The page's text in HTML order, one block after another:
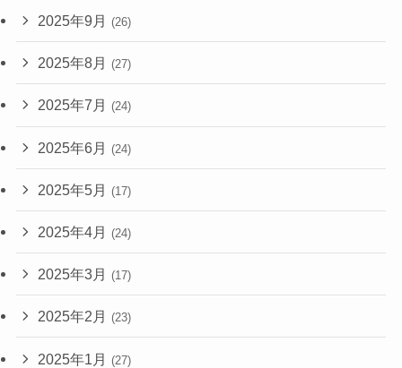
2025年9月 (26)
2025年8月 (27)
2025年7月 (24)
2025年6月 (24)
2025年5月 (17)
2025年4月 (24)
2025年3月 (17)
2025年2月 (23)
2025年1月 (27)